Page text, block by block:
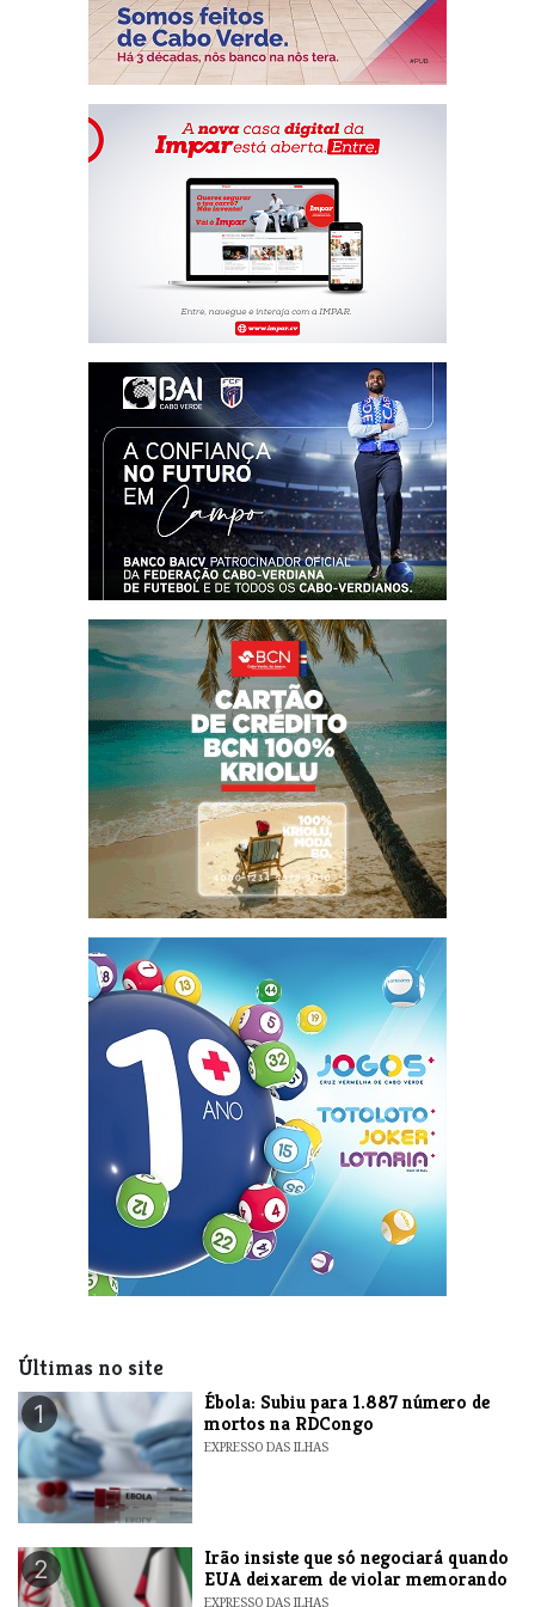
Últimas no site
1
​Ébola: Subiu para 1.887 número de
mortos na RDCongo
EXPRESSO DAS ILHAS
2
​Irão insiste que só negociará quando
EUA deixarem de violar memorando
EXPRESSO DAS ILHAS